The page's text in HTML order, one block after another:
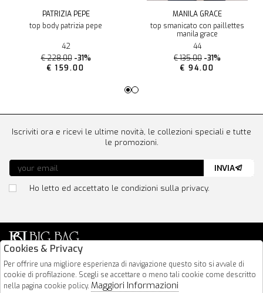
PATRIZIA PEPE
top body patrizia pepe
42
€ 228.00 -31%
€ 159.00
MANILA GRACE
top smanicato con paillettes
manila grace
44
€ 135.00 -31%
€ 94.00
Via Nazionale 183
64026 Roseto Degli Abruzzi
085 8936219
Iscriviti ora e ricevi le ultime novità, le collezioni speciali e tutte
le promozioni.
Ho letto ed accettato le condizioni sulla privacy.
INVIA
Cookies & Privacy
Per offrire una migliore esperienza di navigazione questo sito si avvale di
cookie di profilazione. Scegli se accettare o meno tali cookie come descritto
nella pagina cookie policy. Maggiori Informazioni